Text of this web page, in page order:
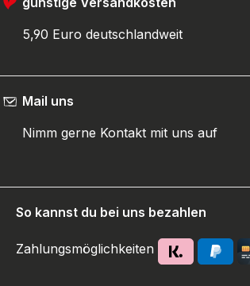
5,90 Euro deutschlandweit
Mail uns
Nimm gerne Kontakt mit uns auf
So kannst du bei uns bezahlen
Zahlungsmöglichkeiten